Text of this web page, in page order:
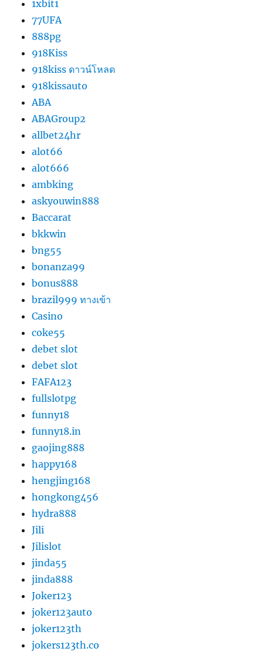
1xbit1
77UFA
888pg
918Kiss
918kiss ดาวน์โหลด
918kissauto
ABA
ABAGroup2
allbet24hr
alot66
alot666
ambking
askyouwin888
Baccarat
bkkwin
bng55
bonanza99
bonus888
brazil999 ทางเข้า
Casino
coke55
debet slot
debet slot
FAFA123
fullslotpg
funny18
funny18.in
gaojing888
happy168
hengjing168
hongkong456
hydra888
Jili
Jilislot
jinda55
jinda888
Joker123
joker123auto
joker123th
jokers123th.co